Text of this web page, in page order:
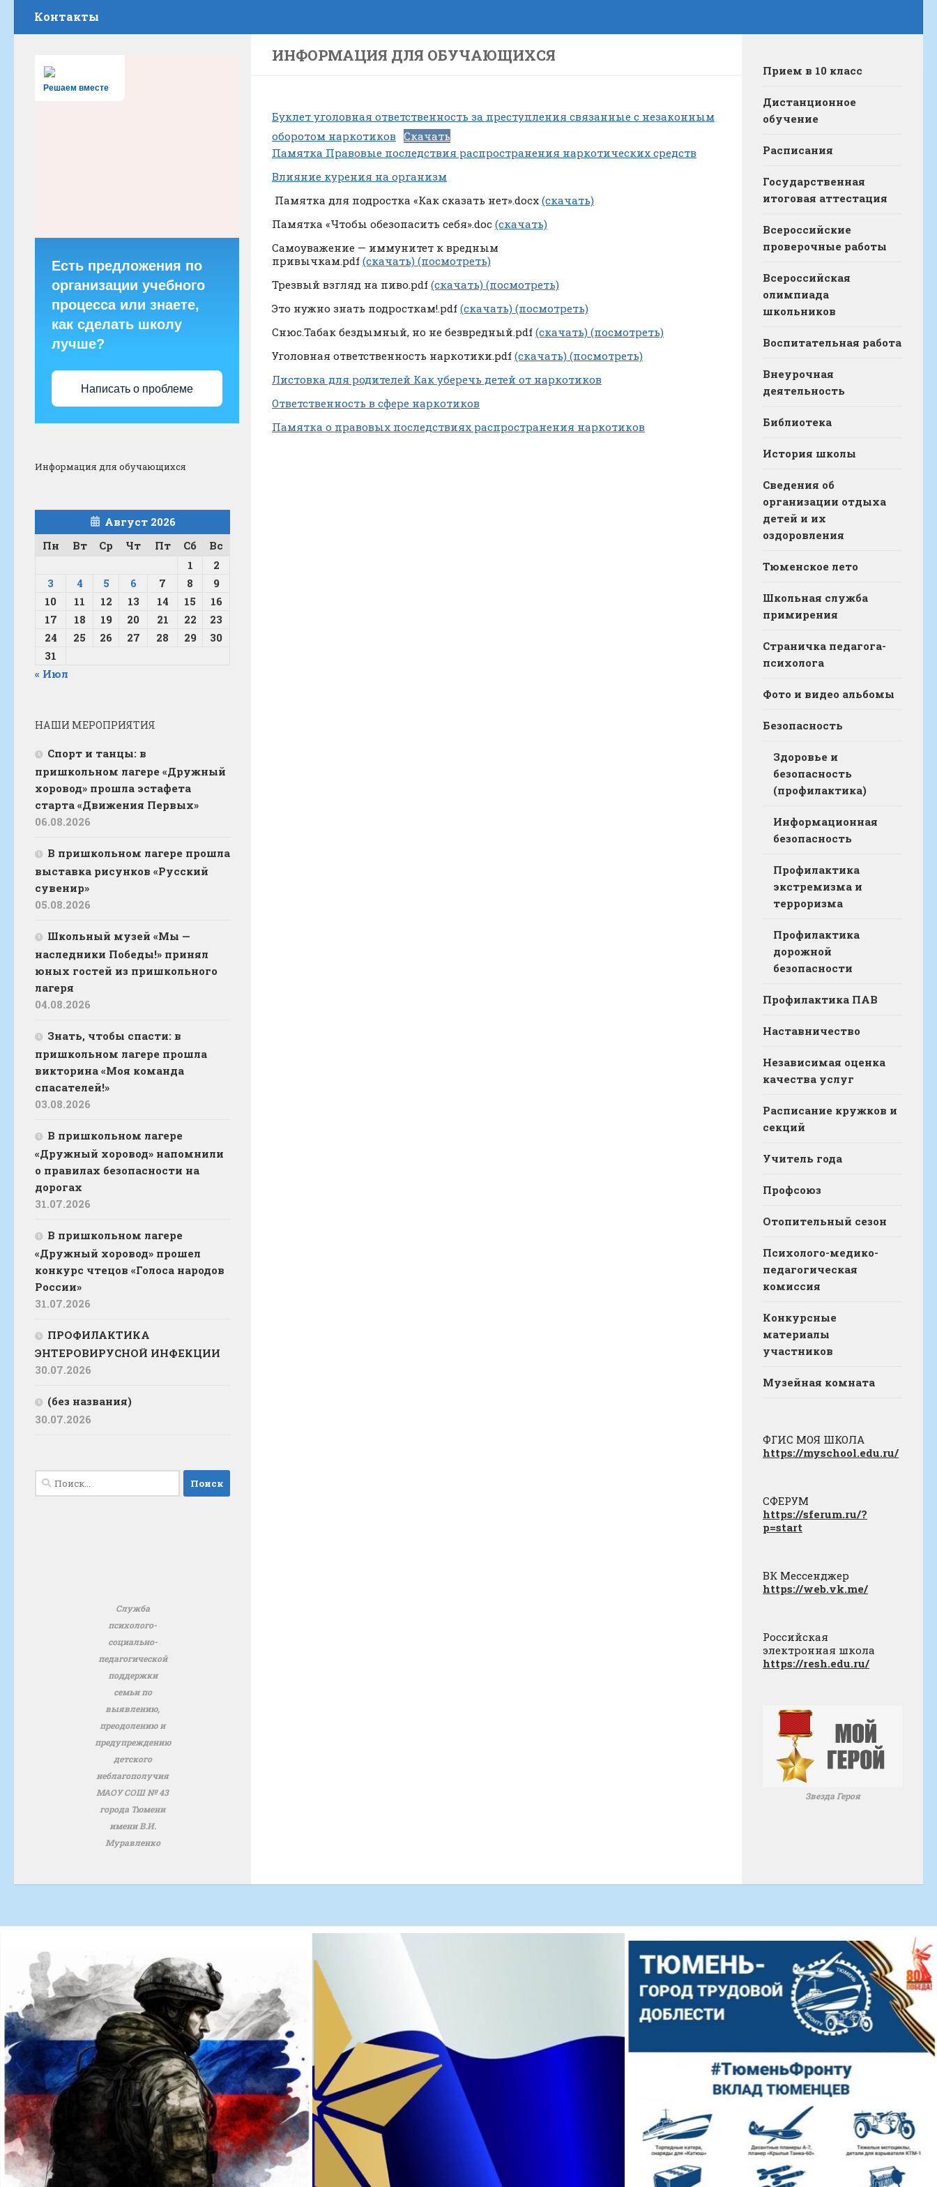
Контакты
ИНФОРМАЦИЯ ДЛЯ ОБУЧАЮЩИХСЯ
Буклет уголовная ответственность за преступления связанные с незаконным
оборотом наркотиков
Скачать
Памятка Правовые последствия распространения наркотических средств
Влияние курения на организм
Памятка для подростка «Как сказать нет».docx (скачать)
Памятка «Чтобы обезопасить себя».doc (скачать)
Самоуважение — иммунитет к вредным
привычкам.pdf (скачать) (посмотреть)
Трезвый взгляд на пиво.pdf (скачать) (посмотреть)
Это нужно знать подросткам!.pdf (скачать) (посмотреть)
Снюс.Табак бездымный, но не безвредный.pdf (скачать) (посмотреть)
Уголовная ответственность наркотики.pdf (скачать) (посмотреть)
Листовка для родителей Как уберечь детей от наркотиков
Ответственность в сфере наркотиков
Памятка о правовых последствиях распространения наркотиков
Решаем вместе
Есть предложения по
организации учебного
процесса или знаете,
как сделать школу
лучше?
Написать о проблеме
Информация для обучающихся
Август 2026
Пн
Вт Ср Чт Пт Сб
Вс
1
2
3
4 5 6 7 8
9
10
11 12 13 14 15
16
17
18 19 20 21 22
23
24
25 26 27 28 29
30
31
« Июл
НАШИ МЕРОПРИЯТИЯ
Спорт и танцы: в
пришкольном лагере «Дружный
хоровод» прошла эстафета
старта «Движения Первых»
06.08.2026
В пришкольном лагере прошла
выставка рисунков «Русский
сувенир»
05.08.2026
Школьный музей «Мы —
наследники Победы!» принял
юных гостей из пришкольного
лагеря
04.08.2026
Знать, чтобы спасти: в
пришкольном лагере прошла
викторина «Моя команда
спасателей!»
03.08.2026
В пришкольном лагере
«Дружный хоровод» напомнили
о правилах безопасности на
дорогах
31.07.2026
В пришкольном лагере
«Дружный хоровод» прошел
конкурс чтецов «Голоса народов
России»
31.07.2026
ПРОФИЛАКТИКА
ЭНТЕРОВИРУСНОЙ ИНФЕКЦИИ
30.07.2026
(без названия)
30.07.2026
Найти:
Служба
психолого-
социально-
педагогической
поддержки
семьи по
выявлению,
преодолению и
предупреждению
детского
неблагополучия
МАОУ СОШ № 43
города Тюмени
имени В.И.
Муравленко
Прием в 10 класс
Дистанционное
обучение
Расписания
Государственная
итоговая аттестация
Всероссийские
проверочные работы
Всероссийская
олимпиада
школьников
Воспитательная работа
Внеурочная
деятельность
Библиотека
История школы
Сведения об
организации отдыха
детей и их
оздоровления
Тюменское лето
Школьная служба
примирения
Страничка педагога-
психолога
Фото и видео альбомы
Безопасность
Здоровье и
безопасность
(профилактика)
Информационная
безопасность
Профилактика
экстремизма и
терроризма
Профилактика
дорожной
безопасности
Профилактика ПАВ
Наставничество
Независимая оценка
качества услуг
Расписание кружков и
секций
Учитель года
Профсоюз
Отопительный сезон
Психолого-медико-
педагогическая
комиссия
Конкурсные
материалы
участников
Музейная комната
ФГИС МОЯ ШКОЛА
https://myschool.edu.ru/
СФЕРУМ
https://sferum.ru/?
p=start
ВК Мессенджер
https://web.vk.me/
Российская
электронная школа
https://resh.edu.ru/
Звезда Героя